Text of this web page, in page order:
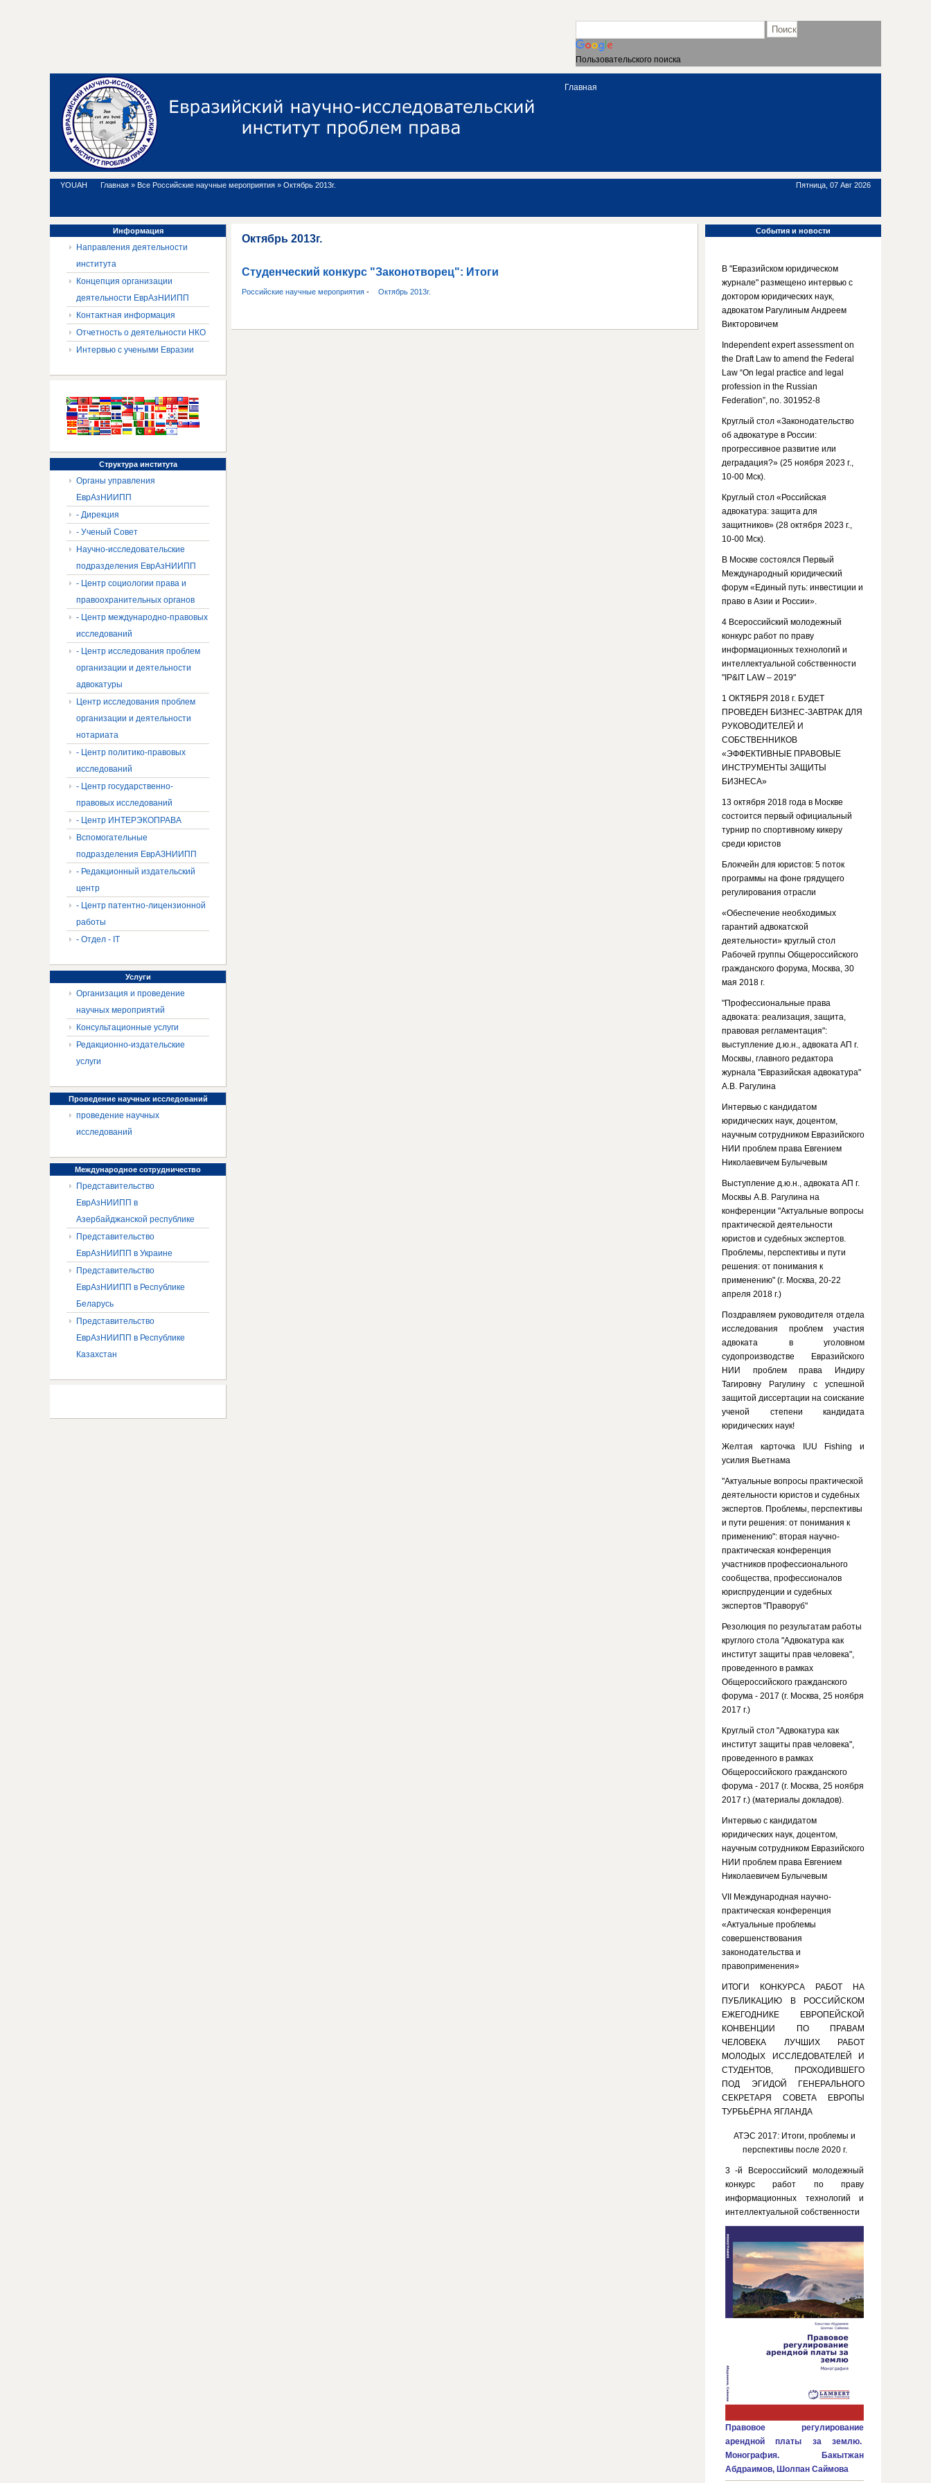
Пользовательского поиска
Главная
YOUAH Главная » Все Российские научные мероприятия » Октябрь 2013г. Пятница, 07 Авг 2026
Октябрь 2013г.
Студенческий конкурс "Законотворец": Итоги
Российские научные мероприятия- Октябрь 2013г.
Информация
Направления деятельности
института
Концепция организации
деятельности ЕврАзНИИПП
Контактная информация
Отчетность о деятельности НКО
Интервью с учеными Евразии
Структураинститута
Органы управления
ЕврАзНИИПП
- Дирекция
- Ученый Совет
Научно-исследовательские
подразделения ЕврАзНИИПП
- Центр социологии права и
правоохранительных органов
- Центр международно-правовых
исследований
- Центр исследования проблем
организации и деятельности
адвокатуры
Центр исследования проблем
организации и деятельности
нотариата
- Центр политико-правовых
исследований
- Центр государственно-
правовых исследований
- Центр ИНТЕРЭКОПРАВА
Вспомогательные
подразделения ЕврАЗНИИПП
- Редакционный издательский
центр
- Центр патентно-лицензионной
работы
- Отдел - IT
Услуги
Организация и проведение
научных мероприятий
Консультационные услуги
Редакционно-издательские
услуги
Проведениенаучных исследований
проведение научных
исследований
Международное сотрудничество
Представительство
ЕврАзНИИПП в
Азербайджанской республике
Представительство
ЕврАзНИИПП в Украине
Представительство
ЕврАзНИИПП в Республике
Беларусь
Представительство
ЕврАзНИИПП в Республике
Казахстан
События и новости
В "Евразийском юридическом
журнале" размещено интервью с
доктором юридических наук,
адвокатом Рагулиным Андреем
Викторовичем
Independent expert assessment on
the Draft Law to amend the Federal
Law “On legal practice and legal
profession in the Russian
Federation”, no. 301952-8
Круглый стол «Законодательство
об адвокатуре в России:
прогрессивное развитие или
деградация?» (25 ноября 2023 г.,
10-00 Мск).
Круглый стол «Российская
адвокатура: защита для
защитников» (28 октября 2023 г.,
10-00 Мск).
В Москве состоялся Первый
Международный юридический
форум «Единый путь: инвестиции и
право в Азии и России».
4 Всероссийский молодежный
конкурс работ по праву
информационных технологий и
интеллектуальной собственности
"IP&IT LAW – 2019"
1 ОКТЯБРЯ 2018 г. БУДЕТ
ПРОВЕДЕН БИЗНЕС-ЗАВТРАК ДЛЯ
РУКОВОДИТЕЛЕЙ И
СОБСТВЕННИКОВ
«ЭФФЕКТИВНЫЕ ПРАВОВЫЕ
ИНСТРУМЕНТЫ ЗАЩИТЫ
БИЗНЕСА»
13 октября 2018 года в Москве
состоится первый официальный
турнир по спортивному кикеру
среди юристов
Блокчейн для юристов: 5 поток
программы на фоне грядущего
регулирования отрасли
«Обеспечение необходимых
гарантий адвокатской
деятельности» круглый стол
Рабочей группы Общероссийского
гражданского форума, Москва, 30
мая 2018 г.
"Профессиональные права
адвоката: реализация, защита,
правовая регламентация":
выступление д.ю.н., адвоката АП г.
Москвы, главного редактора
журнала "Евразийская адвокатура"
А.В. Рагулина
Интервью с кандидатом
юридических наук, доцентом,
научным сотрудником Евразийского
НИИ проблем права Евгением
Николаевичем Булычевым
Выступление д.ю.н., адвоката АП г.
Москвы А.В. Рагулина на
конференции "Актуальные вопросы
практической деятельности
юристов и судебных экспертов.
Проблемы, перспективы и пути
решения: от понимания к
применению" (г. Москва, 20-22
апреля 2018 г.)
Поздравляем руководителя отдела
исследования проблем участия
адвоката в уголовном
судопроизводстве Евразийского
НИИ проблем права Индиру
Тагировну Рагулину с успешной
защитой диссертации на соискание
ученой степени кандидата
юридических наук!
Желтая карточка IUU Fishing и
усилия Вьетнама
"Актуальные вопросы практической
деятельности юристов и судебных
экспертов. Проблемы, перспективы
и пути решения: от понимания к
применению": вторая научно-
практическая конференция
участников профессионального
сообщества, профессионалов
юриспруденции и судебных
экспертов "Праворуб"
Резолюция по результатам работы
круглого стола "Адвокатура как
институт защиты прав человека",
проведенного в рамках
Общероссийского гражданского
форума - 2017 (г. Москва, 25 ноября
2017 г.)
Круглый стол "Адвокатура как
институт защиты прав человека",
проведенного в рамках
Общероссийского гражданского
форума - 2017 (г. Москва, 25 ноября
2017 г.) (материалы докладов).
Интервью с кандидатом
юридических наук, доцентом,
научным сотрудником Евразийского
НИИ проблем права Евгением
Николаевичем Булычевым
VII Международная научно-
практическая конференция
«Актуальные проблемы
совершенствования
законодательства и
правоприменения»
ИТОГИ КОНКУРСА РАБОТ НА
ПУБЛИКАЦИЮ В РОССИЙСКОМ
ЕЖЕГОДНИКЕ ЕВРОПЕЙСКОЙ
КОНВЕНЦИИ ПО ПРАВАМ
ЧЕЛОВЕКА ЛУЧШИХ РАБОТ
МОЛОДЫХ ИССЛЕДОВАТЕЛЕЙ И
СТУДЕНТОВ, ПРОХОДИВШЕГО
ПОД ЭГИДОЙ ГЕНЕРАЛЬНОГО
СЕКРЕТАРЯ СОВЕТА ЕВРОПЫ
ТУРБЬЁРНА ЯГЛАНДА
АТЭС 2017: Итоги, проблемы и
перспективы после 2020 г.
3 -й Всероссийский молодежный
конкурс работ по праву
информационных технологий и
интеллектуальной собственности
Правовое регулирование
арендной платы за землю.
Монография. Бакытжан
Абдраимов, Шолпан Саймова